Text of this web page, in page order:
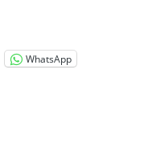
WhatsApp